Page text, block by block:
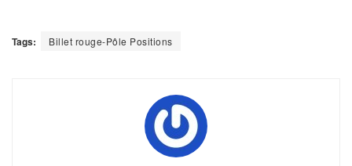
Tags: Billet rouge-Pôle Positions